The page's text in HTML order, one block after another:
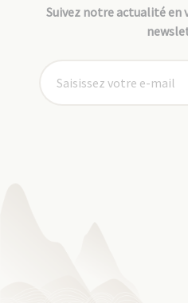
Suivez notre actualité en